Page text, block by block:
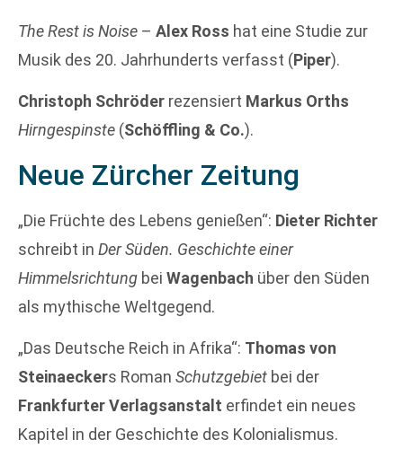
The Rest is Noise – Alex Ross hat eine Studie zur
Musik des 20. Jahrhunderts verfasst (Piper).
Christoph Schröder rezensiert Markus Orths
Hirngespinste (Schöffling & Co.).
Neue Zürcher Zeitung
„Die Früchte des Lebens genießen“: Dieter Richter
schreibt in Der Süden. Geschichte einer
Himmelsrichtung bei Wagenbach über den Süden
als mythische Weltgegend.
„Das Deutsche Reich in Afrika“: Thomas von
Steinaeckers Roman Schutzgebiet bei der
Frankfurter Verlagsanstalt erfindet ein neues
Kapitel in der Geschichte des Kolonialismus.